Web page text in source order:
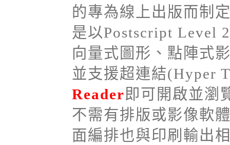
的專為線上出版而制
是以Postscript Level
向量式圖形、點陣式
並支援超連結(Hyper
Reader 即可開啟並瀏
不需有排版或影像軟
面編排也與印刷輸出